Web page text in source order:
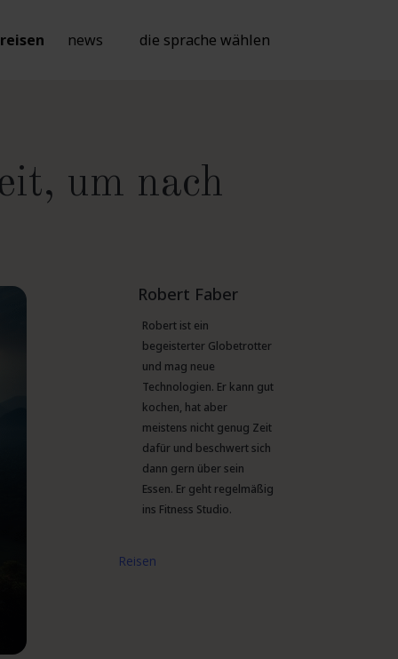
die sprache wählen
reisen news
um nach
Robert Faber
Robert ist ein
begeisterter Globetrotter
und mag neue
Technologien. Er kann gut
kochen, hat aber
meistens nicht genug Zeit
dafür und beschwert sich
dann gern über sein
Essen. Er geht regelmäßig
ins Fitness Studio.
Reisen